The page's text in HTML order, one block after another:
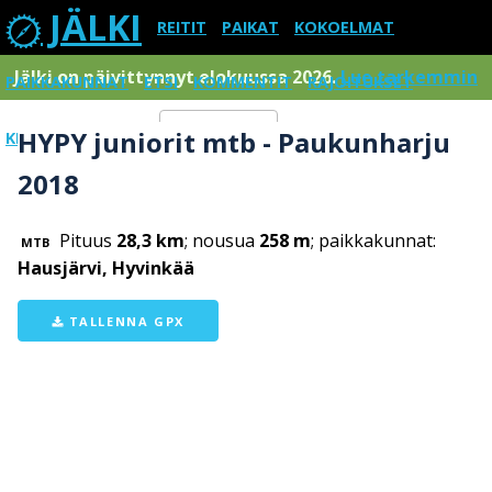
JÄLKI REITIT PAIKAT KOKOELMAT
PAIKKAKUNNAT ETSI KOMMENTIT RAJOITUKSET
KIRJAUDU SISÄÄN Menu
Jälki on päivittynnyt elokuussa 2026.Lue tarkemmin
HYPY juniorit mtb - Paukunharju
2018
MTB Pituus 28,3 km; nousua 258 m; paikkakunnat:
Hausjärvi, Hyvinkää
TALLENNA GPX